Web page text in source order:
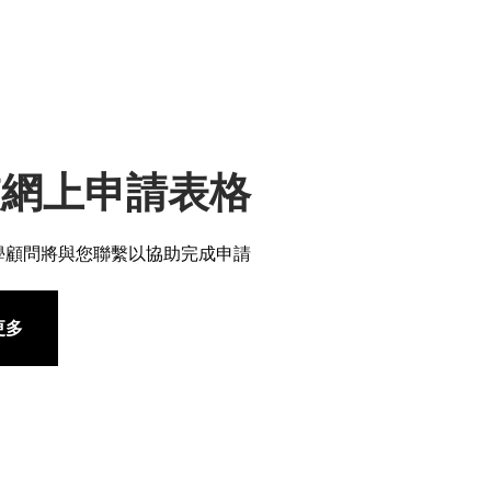
上申請表格
顧問將與您聯繫以協助完成申請
多